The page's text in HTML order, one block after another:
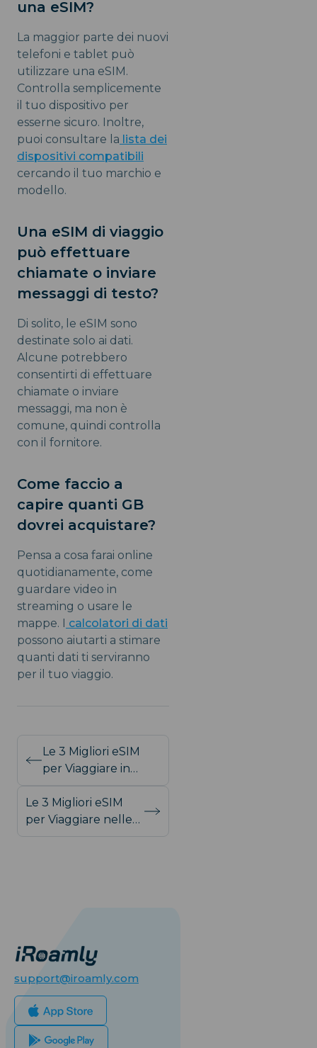
una eSIM?
La maggior parte dei nuovi
telefoni e tablet può
utilizzare una eSIM.
Controlla semplicemente
il tuo dispositivo per
esserne sicuro. Inoltre,
puoi consultare la lista dei
dispositivi compatibili
cercando il tuo marchio e
modello.
Una eSIM di viaggio
può effettuare
chiamate o inviare
messaggi di testo?
Di solito, le eSIM sono
destinate solo ai dati.
Alcune potrebbero
consentirti di effettuare
chiamate o inviare
messaggi, ma non è
comune, quindi controlla
con il fornitore.
Come faccio a
capire quanti GB
dovrei acquistare?
Pensa a cosa farai online
quotidianamente, come
guardare video in
streaming o usare le
mappe. I calcolatori di dati
possono aiutarti a stimare
quanti dati ti serviranno
per il tuo viaggio.
Le 3 Migliori eSIM
per Viaggiare in
Le 3 Migliori eSIM
per Viaggiare nelle
support@iroamly.com